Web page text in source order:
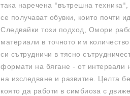
така наречена "вътрешна
се получават обувки, които почти
Следвайки този подход, Омори
материали в точното им
си сътрудничи в тясно
формати на бягане - от интервали
на изследване и развитие. Целта
която да работи в симбиоза с